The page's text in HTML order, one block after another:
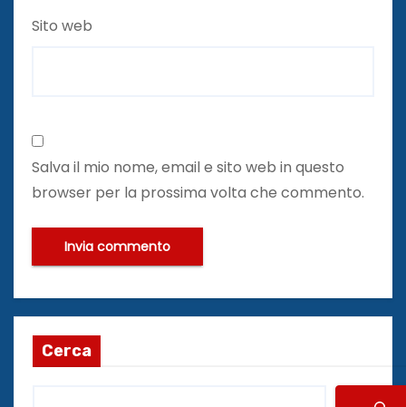
Sito web
Salva il mio nome, email e sito web in questo
browser per la prossima volta che commento.
Cerca